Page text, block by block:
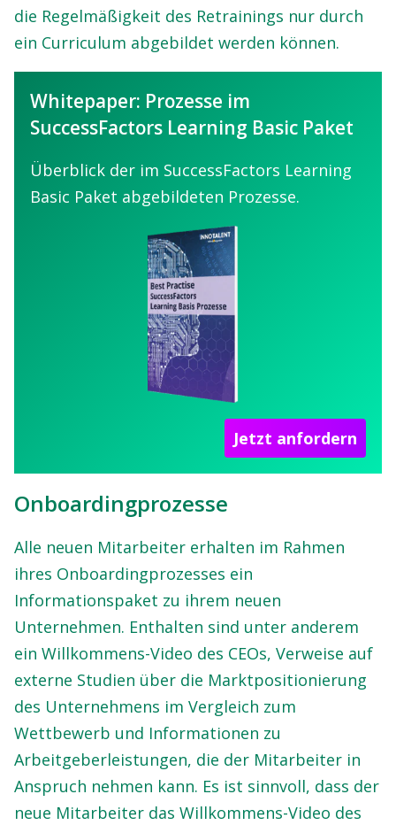
die Regelmäßigkeit des Retrainings nur durch
ein Curriculum abgebildet werden können.
Whitepaper: Prozesse im
SuccessFactors Learning Basic Paket
Überblick der im SuccessFactors Learning
Basic Paket abgebildeten Prozesse.
Jetzt anfordern
Onboardingprozesse
Alle neuen Mitarbeiter erhalten im Rahmen
ihres Onboardingprozesses ein
Informationspaket zu ihrem neuen
Unternehmen. Enthalten sind unter anderem
ein Willkommens-Video des CEOs, Verweise auf
externe Studien über die Marktpositionierung
des Unternehmens im Vergleich zum
Wettbewerb und Informationen zu
Arbeitgeberleistungen, die der Mitarbeiter in
Anspruch nehmen kann. Es ist sinnvoll, dass der
neue Mitarbeiter das Willkommens-Video des